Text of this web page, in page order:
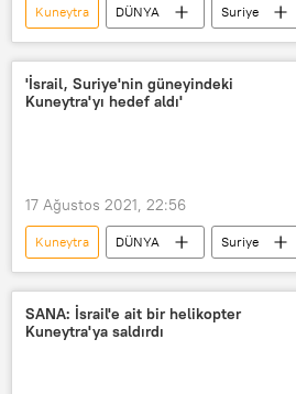
Kuneytra DÜNYA
Suriye
Suriye Ordusu
Suriye hükümeti
Suriye muhalefeti
Suriye krizi
Halep
Hama
Dera
İsrail
İsrail ordusu (IDF)
Golan Tepeleri
'İsrail, Suriye'nin güneyindeki
Kuneytra'yı hedef aldı'
17 Ağustos 2021, 22:56
Kuneytra DÜNYA
Suriye
İsrail
füze saldırısı
SANA: İsrail'e ait bir helikopter
Kuneytra'ya saldırdı